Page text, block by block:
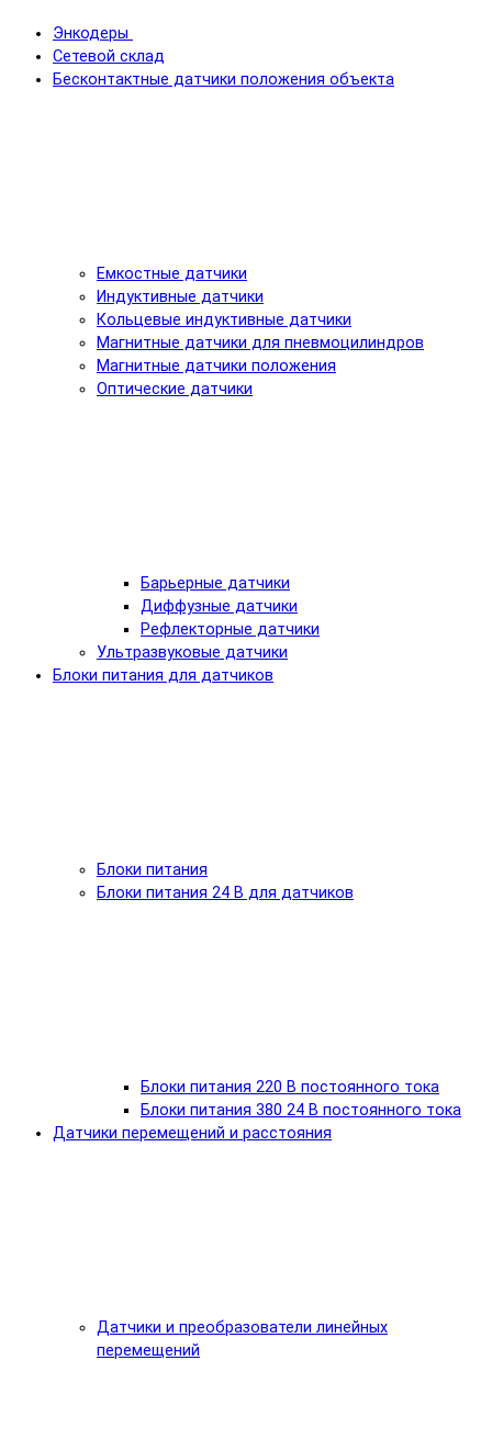
Энкодеры
Сетевой склад
Бесконтактные датчики положения объекта
Емкостные датчики
Индуктивные датчики
Кольцевые индуктивные датчики
Магнитные датчики для пневмоцилиндров
Магнитные датчики положения
Оптические датчики
Барьерные датчики
Диффузные датчики
Рефлекторные датчики
Ультразвуковые датчики
Блоки питания для датчиков
Блоки питания
Блоки питания 24 В для датчиков
Блоки питания 220 В постоянного тока
Блоки питания 380 24 В постоянного тока
Датчики перемещений и расстояния
Датчики и преобразователи линейных
перемещений